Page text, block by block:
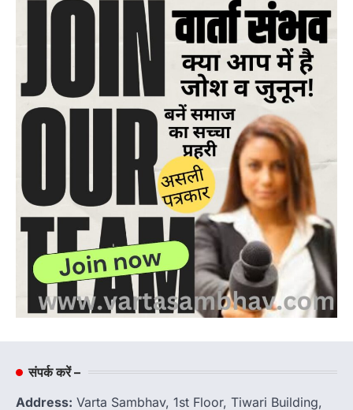
संपर्क करें –
Address: Varta Sambhav, 1st Floor, Tiwari Building,